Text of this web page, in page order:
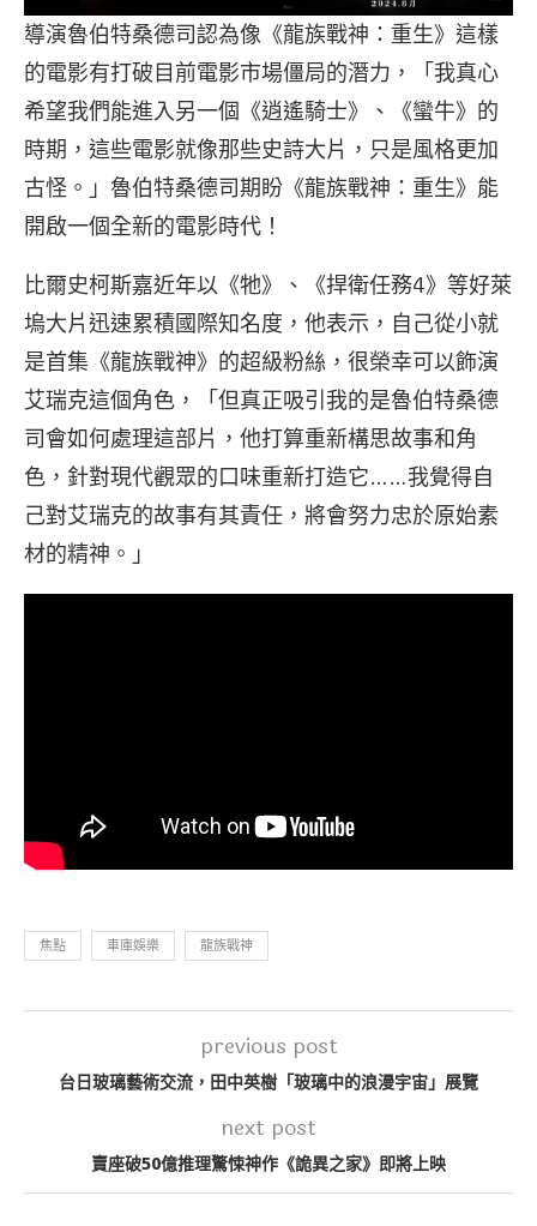
導演魯伯特桑德司認為像《龍族戰神：重生》這樣
的電影有打破目前電影市場僵局的潛力，「我真心
希望我們能進入另一個《逍遙騎士》、《蠻牛》的
時期，這些電影就像那些史詩大片，只是風格更加
古怪。」魯伯特桑德司期盼《龍族戰神：重生》能
開啟一個全新的電影時代！
比爾史柯斯嘉近年以《牠》、《捍衛任務4》等好萊
塢大片迅速累積國際知名度，他表示，自己從小就
是首集《龍族戰神》的超級粉絲，很榮幸可以飾演
艾瑞克這個角色，「但真正吸引我的是魯伯特桑德
司會如何處理這部片，他打算重新構思故事和角
色，針對現代觀眾的口味重新打造它……我覺得自
己對艾瑞克的故事有其責任，將會努力忠於原始素
材的精神。」
焦點 車庫娛樂 龍族戰神
previous post
台日玻璃藝術交流，田中英樹「玻璃中的浪漫宇宙」展覽
next post
賣座破50億推理驚悚神作《詭異之家》即將上映